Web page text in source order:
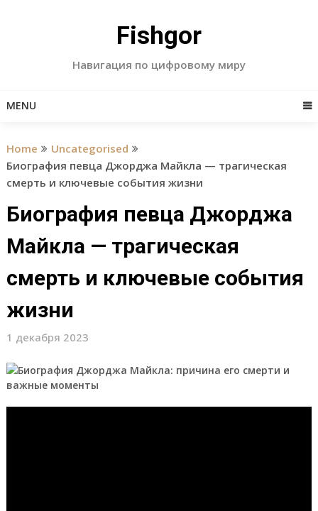
Fishgor
Навигация по цифровому миру
MENU
Home
Uncategorised
Биография певца Джорджа Майкла — трагическая
смерть и ключевые события жизни
Биография певца Джорджа
Майкла — трагическая
смерть и ключевые события
жизни
1 декабря 2023